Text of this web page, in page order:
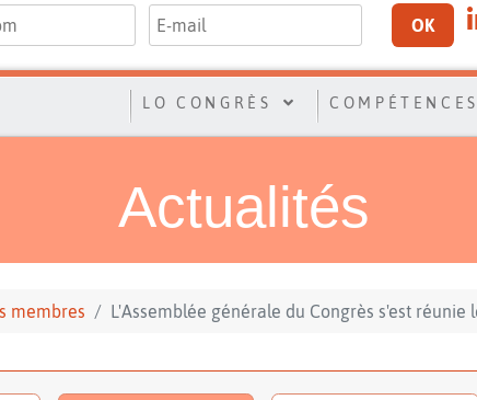
OK
LO CONGRÈS COMPÉTENCES
Actualités
membres L'Assemblée générale du Congrès s'est réunie